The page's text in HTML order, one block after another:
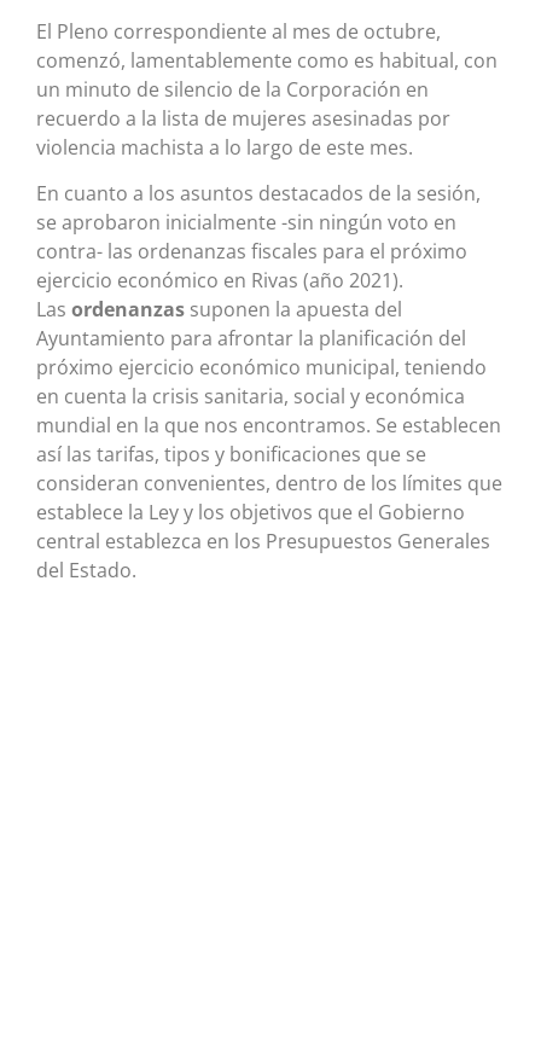
El Pleno correspondiente al mes de octubre,
comenzó, lamentablemente como es habitual, con
un minuto de silencio de la Corporación en
recuerdo a la lista de mujeres asesinadas por
violencia machista a lo largo de este mes.
En cuanto a los asuntos destacados de la sesión,
se aprobaron inicialmente -sin ningún voto en
contra- las ordenanzas fiscales para el próximo
ejercicio económico en Rivas (año 2021).
Las ordenanzas suponen la apuesta del
Ayuntamiento para afrontar la planificación del
próximo ejercicio económico municipal, teniendo
en cuenta la crisis sanitaria, social y económica
mundial en la que nos encontramos. Se establecen
así las tarifas, tipos y bonificaciones que se
consideran convenientes, dentro de los límites que
establece la Ley y los objetivos que el Gobierno
central establezca en los Presupuestos Generales
del Estado.